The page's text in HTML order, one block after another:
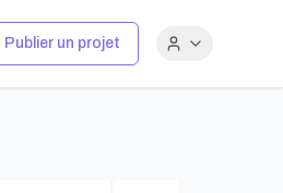
Publier un projet